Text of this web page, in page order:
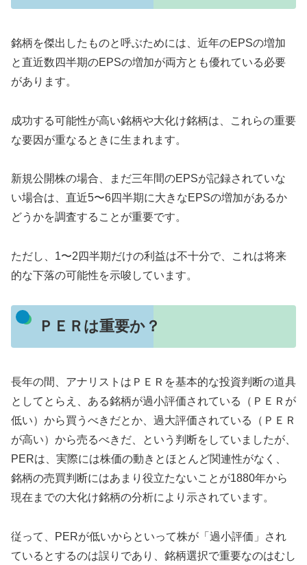
銘柄を傑出したものと呼ぶためには、近年のEPSの増加
と直近数四半期のEPSの増加が両方とも優れている必要
があります。
成功する可能性が高い銘柄や大化け銘柄は、これらの重要
な要因が重なるときに生まれます。
新規公開株の場合、まだ三年間のEPSが記録されていな
い場合は、直近5〜6四半期に大きなEPSの増加があるか
どうかを調査することが重要です。
ただし、1〜2四半期だけの利益は不十分で、これは将来
的な下落の可能性を示唆しています。
ＰＥＲは重要か？
長年の間、アナリストはＰＥＲを基本的な投資判断の道具
としてとらえ、ある銘柄が過小評価されている（ＰＥＲが
低い）から買うべきだとか、過大評価されている（ＰＥＲ
が高い）から売るべきだ、という判断をしていましたが、
PERは、実際には株価の動きとほとんど関連性がなく、
銘柄の売買判断にはあまり役立たないことが1880年から
現在までの大化け銘柄の分析により示されています。
従って、PERが低いからといって株が「過小評価」され
ているとするのは誤りであり、銘柄選択で重要なのはむし